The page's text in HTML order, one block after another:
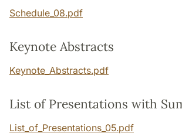
Schedule_08.pdf
Keynote Abstracts
Keynote_Abstracts.pdf
List of Presentations with
List_of_Presentations_05.pdf